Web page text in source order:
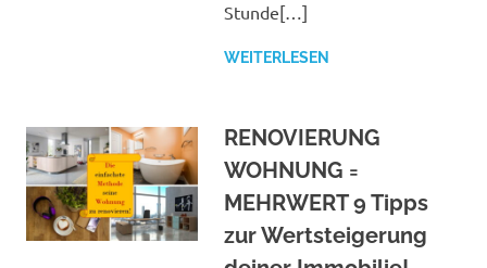
Stunde[…]
WEITERLESEN
RENOVIERUNG
WOHNUNG =
MEHRWERT 9 Tipps
zur Wertsteigerung